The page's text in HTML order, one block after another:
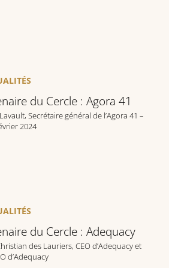
du Cercle : Agora 41
Secrétaire général de l’Agora 41 –
2024
du Cercle : Adequacy
des Lauriers, CEO d’Adequacy et
d’Adequacy